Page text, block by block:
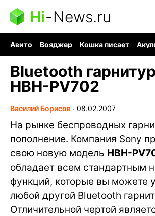
Hi-News.ru
Авито Вояджер Кошка писает
Bluetooth
HBH-PV702
Василий Борисов ∙ 08.02.2007
На рынке беспроводных
пополнение. Компания Sony
свою новую модель HBH-
обладает всем стандартным
функций, которые вы можете
любой другой Bluetooth
Отличительной чертой